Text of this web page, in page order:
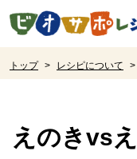
ページの先頭です。
トップ > レシピについて >
えのきvs